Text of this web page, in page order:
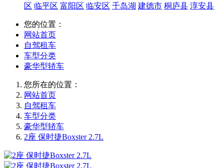
区 临平区 富阳区 临安区 千岛湖 建德市 桐庐县 淳安县
您的位置：
网站首页
自驾租车
车型分类
豪华型轿车
您所在的位置：
网站首页
自驾租车
车型分类
豪华型轿车
2座 保时捷Boxster 2.7L